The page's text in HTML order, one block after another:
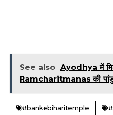
See also Ayodhya में
Ramcharitmanas की
#bankebiharitemple